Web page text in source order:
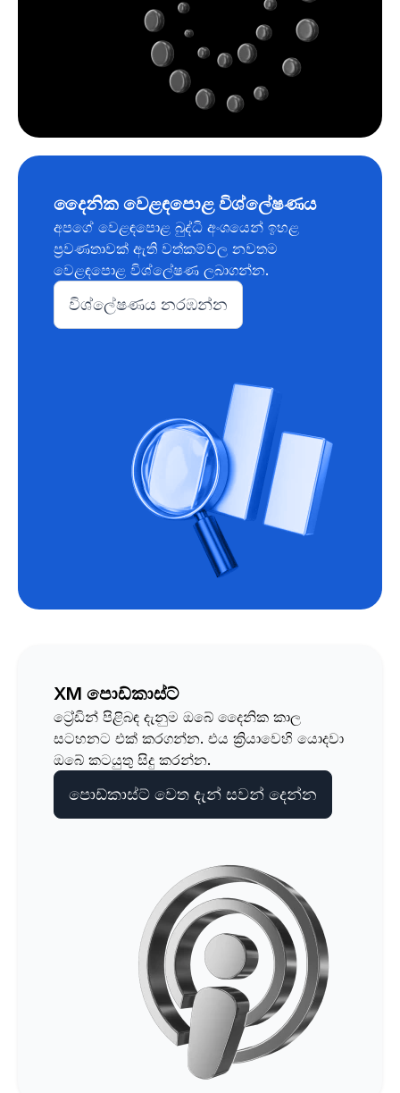
දෛනික වෙළඳපොළ විශ්ලේෂණය
අපගේ වෙළඳපොළ බුද්ධි අංශයෙන් ඉහළ
ප්‍රවණතාවක් ඇති වත්කම්වල නවතම
වෙළඳපොළ විශ්ලේෂණ ලබාගන්න.
විශ්ලේෂණය නරඹන්න
XM පොඩ්කාස්ට්
ට්‍රේඩින් පිළිබඳ දැනුම ඔබේ දෛනික කාල
සටහනට එක් කරගන්න. එය ක්‍රියාවෙහි යොදවා
ඔබේ කටයුතු සිදු කරන්න.
පොඩ්කාස්ට් වෙත දැන් සවන් දෙන්න